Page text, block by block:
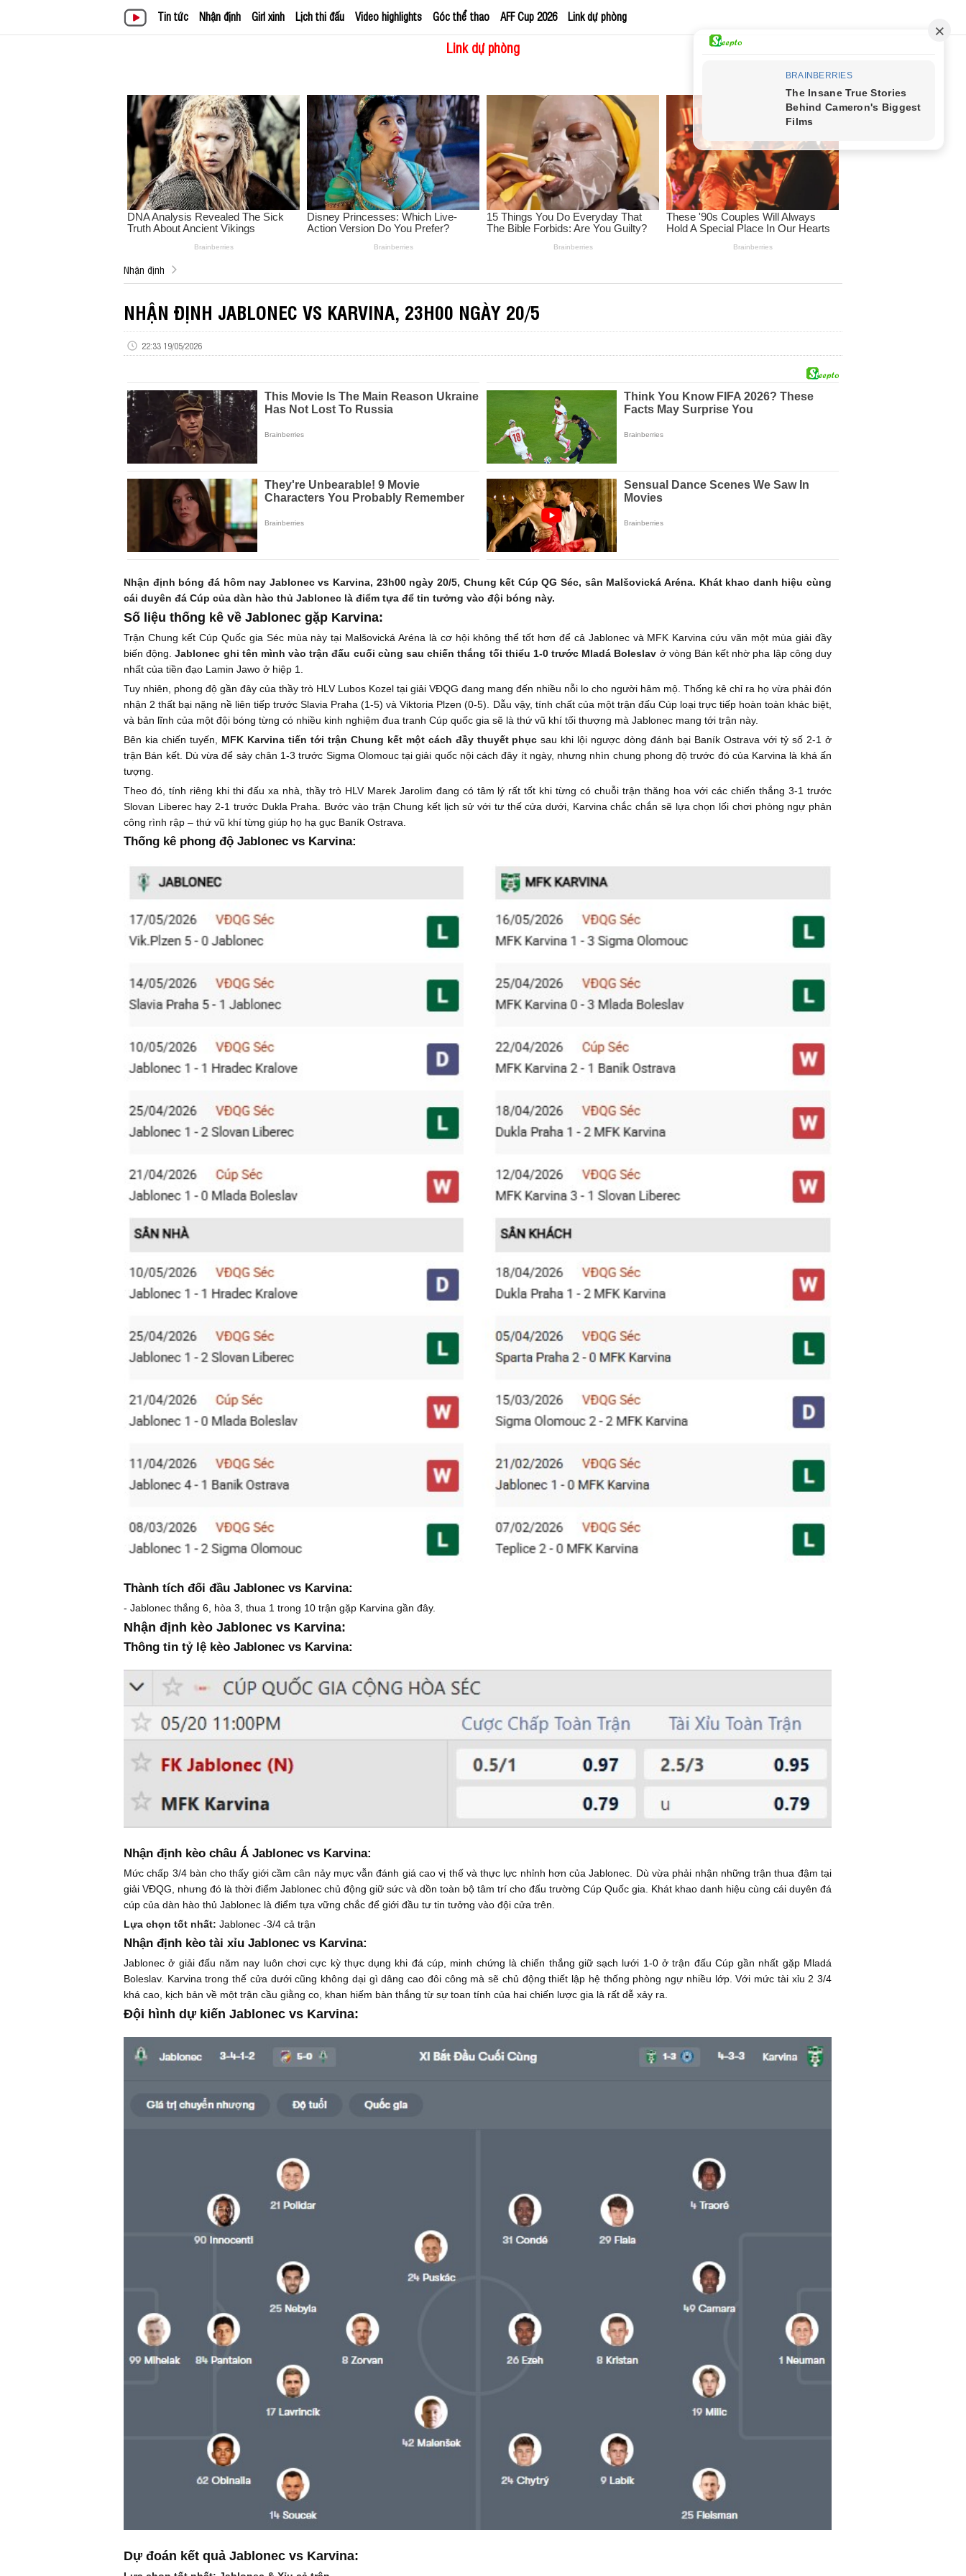
Tin tức Nhận định Girl xinh Lịch thi đấu Video highlights Góc thể thao AFF Cup 2026 Link dự phòng
Link dự phòng
Nhận định
NHẬN ĐỊNH JABLONEC VS KARVINA, 23H00 NGÀY 20/5
22:33 19/05/2026
Nhận định bóng đá hôm nay Jablonec vs Karvina, 23h00 ngày 20/5, Chung kết Cúp QG Séc, sân Malšovická Aréna. Khát khao danh hiệu cùng
cái duyên đá Cúp của dàn hào thủ Jablonec là điểm tựa để tin tưởng vào đội bóng này.
Số liệu thống kê về Jablonec gặp Karvina:
Trận Chung kết Cúp Quốc gia Séc mùa này tại Malšovická Aréna là cơ hội không thể tốt hơn để cả Jablonec và MFK Karvina cứu vãn một mùa giải đầy
biến động.Jablonec ghi tên mình vào trận đấu cuối cùng sau chiến thắng tối thiểu 1-0 trước Mladá Boleslav ở vòng Bán kết nhờ pha lập công duy
nhất của tiền đạo Lamin Jawo ở hiệp 1.
Tuy nhiên, phong độ gần đây của thầy trò HLV Lubos Kozel tại giải VĐQG đang mang đến nhiều nỗi lo cho người hâm mộ. Thống kê chỉ ra họ vừa phải đón
nhận 2 thất bại nặng nề liên tiếp trước Slavia Praha (1-5) và Viktoria Plzen (0-5). Dẫu vậy, tính chất của một trận đấu Cúp loại trực tiếp hoàn toàn khác biệt,
và bản lĩnh của một đội bóng từng có nhiều kinh nghiệm đua tranh Cúp quốc gia sẽ là thứ vũ khí tối thượng mà Jablonec mang tới trận này.
Bên kia chiến tuyến, MFK Karvina tiến tới trận Chung kết một cách đầy thuyết phục sau khi lội ngược dòng đánh bại Baník Ostrava với tỷ số 2-1 ở
trận Bán kết. Dù vừa để sảy chân 1-3 trước Sigma Olomouc tại giải quốc nội cách đây ít ngày, nhưng nhìn chung phong độ trước đó của Karvina là khá ấn
tượng.
Theo đó, tính riêng khi thi đấu xa nhà, thầy trò HLV Marek Jarolim đang có tâm lý rất tốt khi từng có chuỗi trận thăng hoa với các chiến thắng 3-1 trước
Slovan Liberec hay 2-1 trước Dukla Praha. Bước vào trận Chung kết lịch sử với tư thế cửa dưới, Karvina chắc chắn sẽ lựa chọn lối chơi phòng ngự phản
công rình rập – thứ vũ khí từng giúp họ hạ gục Baník Ostrava.
Thống kê phong độ Jablonec vs Karvina:
Thành tích đối đầu Jablonec vs Karvina:
- Jablonec thắng 6, hòa 3, thua 1 trong 10 trận gặp Karvina gần đây.
Nhận định kèo Jablonec vs Karvina:
Thông tin tỷ lệ kèo Jablonec vs Karvina:
Nhận định kèo châu Á Jablonec vs Karvina:
Mức chấp 3/4 bàn cho thấy giới cầm cân nảy mực vẫn đánh giá cao vị thế và thực lực nhỉnh hơn của Jablonec. Dù vừa phải nhận những trận thua đậm tại
giải VĐQG, nhưng đó là thời điểm Jablonec chủ động giữ sức và dồn toàn bộ tâm trí cho đấu trường Cúp Quốc gia. Khát khao danh hiệu cùng cái duyên đá
cúp của dàn hào thủ Jablonec là điểm tựa vững chắc để giới đầu tư tin tưởng vào đội cửa trên.
Lựa chọn tốt nhất: Jablonec -3/4 cả trận
Nhận định kèo tài xỉu Jablonec vs Karvina:
Jablonec ở giải đấu năm nay luôn chơi cực kỳ thực dụng khi đá cúp, minh chứng là chiến thắng giữ sạch lưới 1-0 ở trận đấu Cúp gần nhất gặp Mladá
Boleslav. Karvina trong thế cửa dưới cũng không dại gì dâng cao đôi công mà sẽ chủ động thiết lập hệ thống phòng ngự nhiều lớp. Với mức tài xỉu 2 3/4
khá cao, kịch bản về một trận cầu giằng co, khan hiếm bàn thắng từ sự toan tính của hai chiến lược gia là rất dễ xảy ra.
Đội hình dự kiến Jablonec vs Karvina:
Dự đoán kết quả Jablonec vs Karvina: